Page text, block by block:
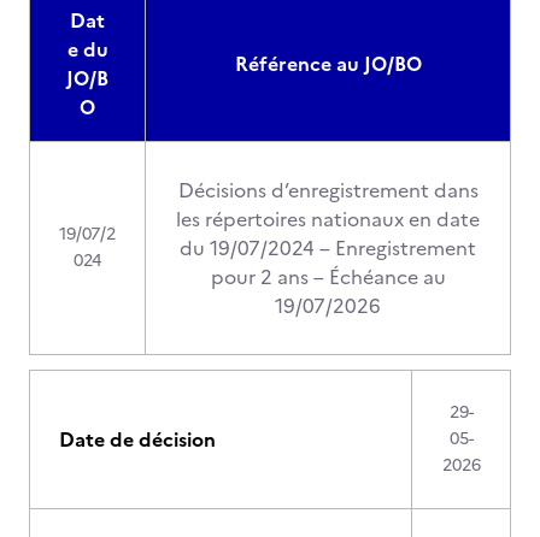
Dat
e du
JO/B
O
Référence au JO/BO
19/07/2
024
Décisions d’enregistrement dans
les répertoires nationaux en date
du 19/07/2024 – Enregistrement
pour 2 ans – Échéance au
19/07/2026
Date de décision
29-
05-
2026